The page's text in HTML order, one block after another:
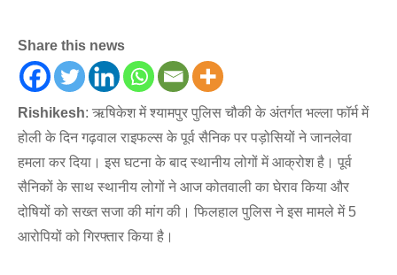
Share this news
Rishikesh: ऋषिकेश में श्यामपुर पुलिस चौकी के अंतर्गत भल्ला फॉर्म में
होली के दिन गढ़वाल राइफल्स के पूर्व सैनिक पर पड़ोसियों ने जानलेवा
हमला कर दिया। इस घटना के बाद स्थानीय लोगों में आक्रोश है। पूर्व
सैनिकों के साथ स्थानीय लोगों ने आज कोतवाली का घेराव किया और
दोषियों को सख्त सजा की मांग की। फिलहाल पुलिस ने इस मामले में 5
आरोपियों को गिरफ्तार किया है।